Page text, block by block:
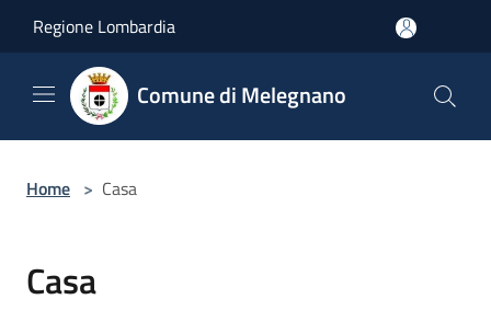
Regione Lombardia
Comune di Melegnano
Home > Casa
Casa